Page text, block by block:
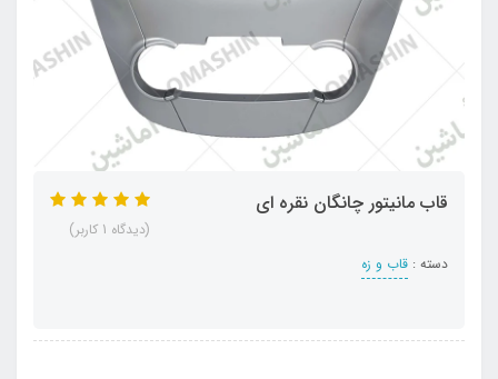
قاب مانیتور چانگان نقره ای
دسته : قاب و زه
(دیدگاه 1 کاربر)